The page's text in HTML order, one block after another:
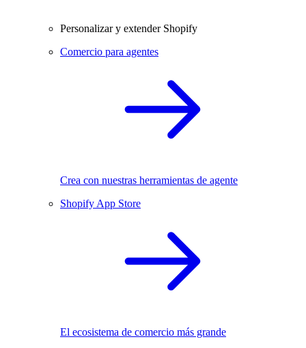
Personalizar y extender Shopify
Comercio para agentes
Crea con nuestras herramientas de agente
Shopify App Store
El ecosistema de comercio más grande